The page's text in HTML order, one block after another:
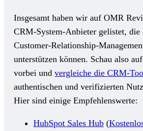
Insgesamt haben wir auf OMR
CRM-System-Anbieter gelistet, die
Customer-Relationship-
unterstützen können. Schau also
vorbei und vergleiche die CRM-
authentischen und verifizierten
Hier sind einige Empfehlenswerte:
HubSpot Sales Hub (